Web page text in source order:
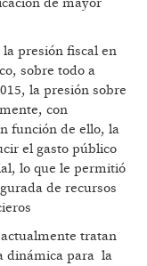
presión fiscal en
sobre todo a
la presión sobre
con
función de ello, la
el gasto público
lo que le permitió
de recursos
tratan
dinámica para la